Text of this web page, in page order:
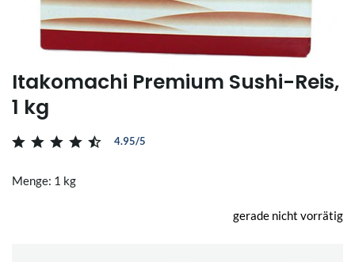
Itakomachi Premium Sushi-Reis,
1 kg
4.95/5
Menge: 1 kg
gerade nicht vorrätig